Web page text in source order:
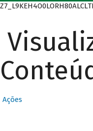
Ações